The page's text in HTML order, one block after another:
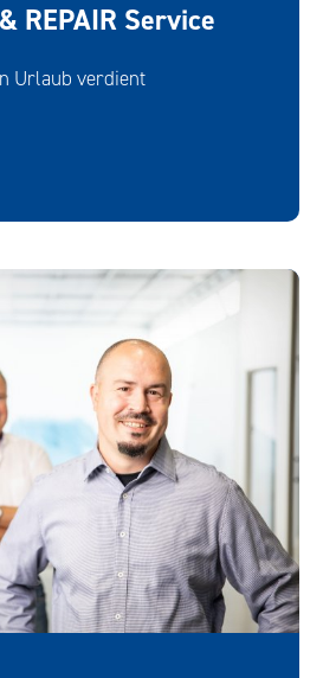
REPAIR Service
Urlaub verdient